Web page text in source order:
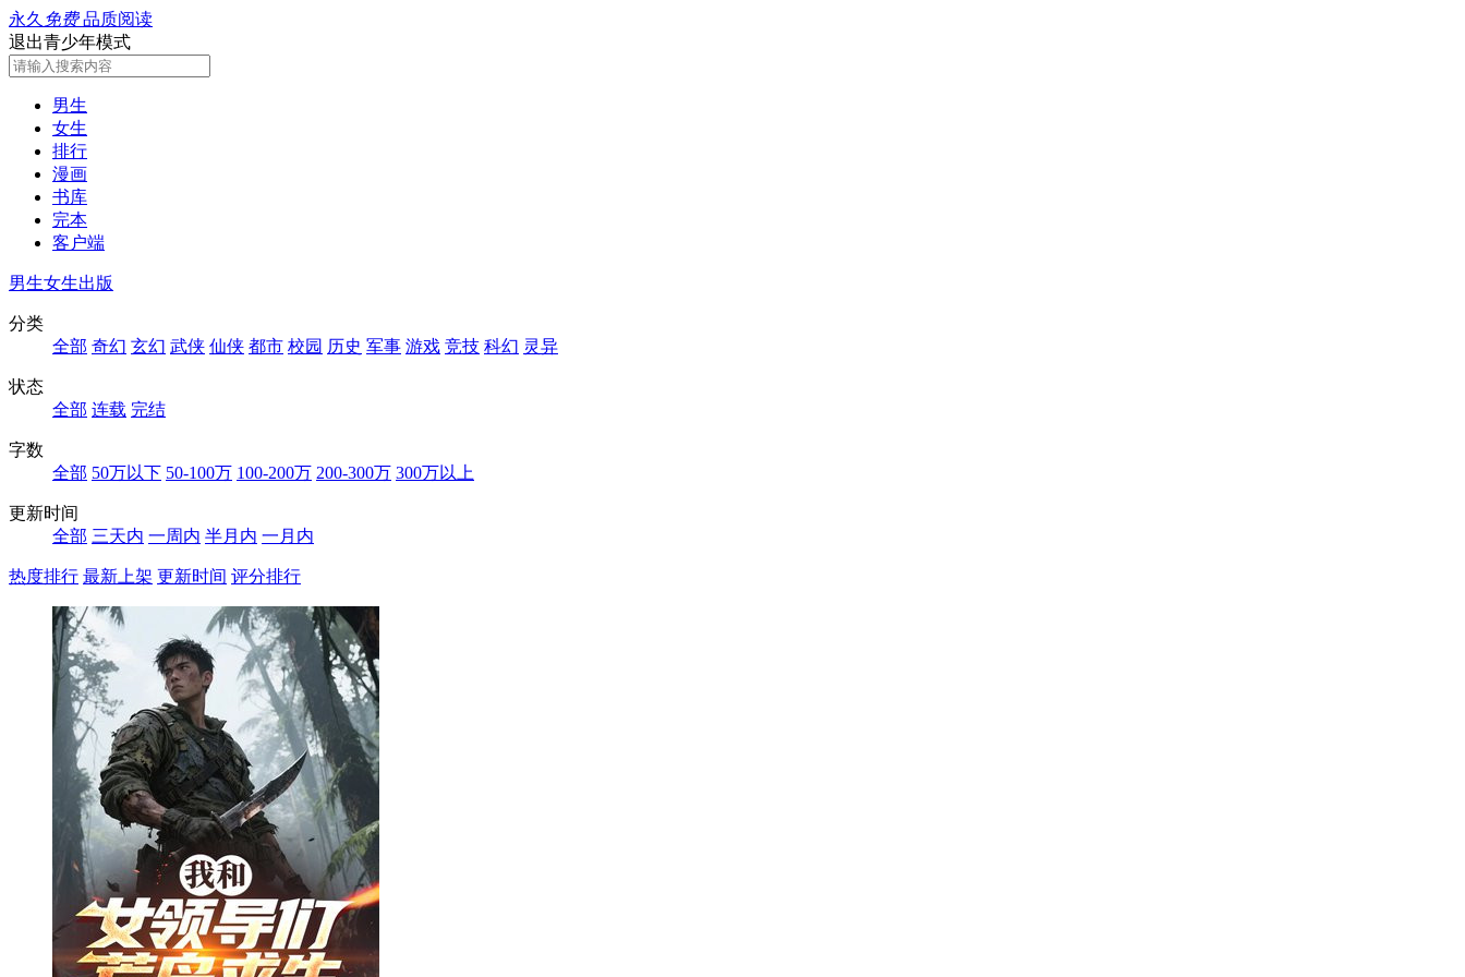
永久 免费品质阅读
退出青少年模式
男生
女生
排行
漫画
书库
完本
客户端
男生女生出版
分类
全部 奇幻 玄幻 武侠 仙侠 都市 校园 历史 军事 游戏 竞技 科幻 灵异
状态
全部 连载 完结
字数
全部 50万以下 50-100万 100-200万 200-300万 300万以上
更新时间
全部 三天内 一周内 半月内 一月内
热度排行 最新上架 更新时间 评分排行